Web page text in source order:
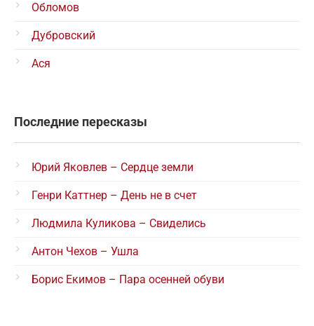
Обломов
Дубровский
Ася
Последние пересказы
Юрий Яковлев – Сердце земли
Генри Каттнер – День не в счет
Людмила Куликова – Свиделись
Антон Чехов – Ушла
Борис Екимов – Пара осенней обуви